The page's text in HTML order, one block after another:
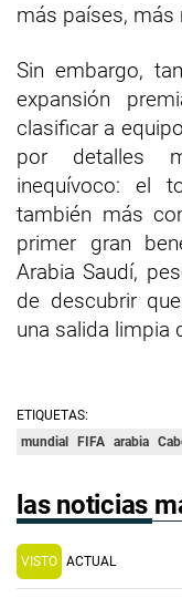
más países, más
Sin embargo,
expansión
clasificar a
por detalles
inequívoco: el
también más
primer gran
Arabia Saudí,
de descubrir
una salida limpia
ETIQUETAS:
mundial FIFA arabia
las noticias
VISTO ACTUAL